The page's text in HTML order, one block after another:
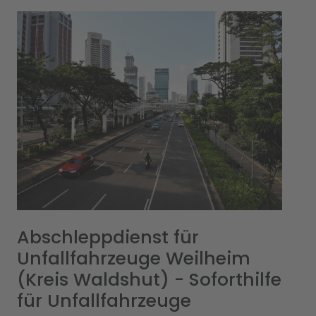
Abschleppdienst für
Unfallfahrzeuge Weilheim
(Kreis Waldshut) - Soforthilfe
für Unfallfahrzeuge